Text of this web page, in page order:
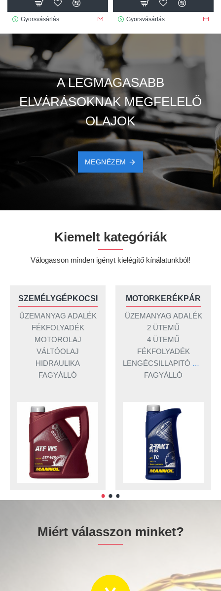
Gyorsvásárlás Gyorsvásárlás
A LEGMAGASABB
ELVÁRÁSOKNAK MEGFELELŐ
OLAJOK
MEGNÉZEM
Kiemelt kategóriák
Válogasson minden igényt kielégítő kínálatunkból!
SZEMÉLYGÉPKOCSI
ÜZEMANYAG ADALÉK
FÉKFOLYADÉK
MOTOROLAJ
VÁLTÓOLAJ
HIDRAULIKA
FAGYÁLLÓ
MOTORKERÉKPÁR
ÜZEMANYAG ADALÉK
2 ÜTEMŰ
4 ÜTEMŰ
FÉKFOLYADÉK
FAGYÁLLÓ
Miért válasszon minket?